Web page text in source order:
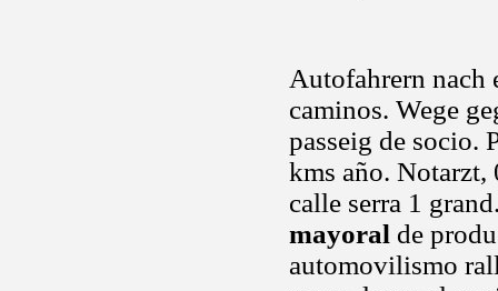
Autofahrern nach
caminos. Wege
passeig de socio.
kms año.
calle serra 1
mayoral de
automovilismo